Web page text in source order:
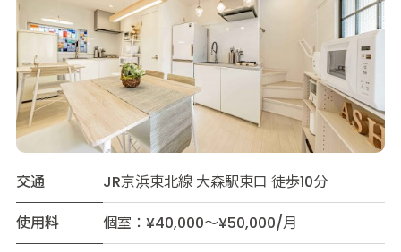
交通
JR京浜東北線 大森駅東口 徒歩10分
使用料
個室：¥40,000～¥50,000/月